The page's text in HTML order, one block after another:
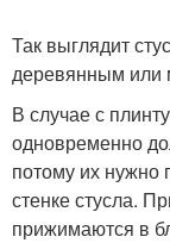
Так выглядит
деревянным или
В случае с
одновременно
потому их нужно
стенке стусла.
прижимаются в